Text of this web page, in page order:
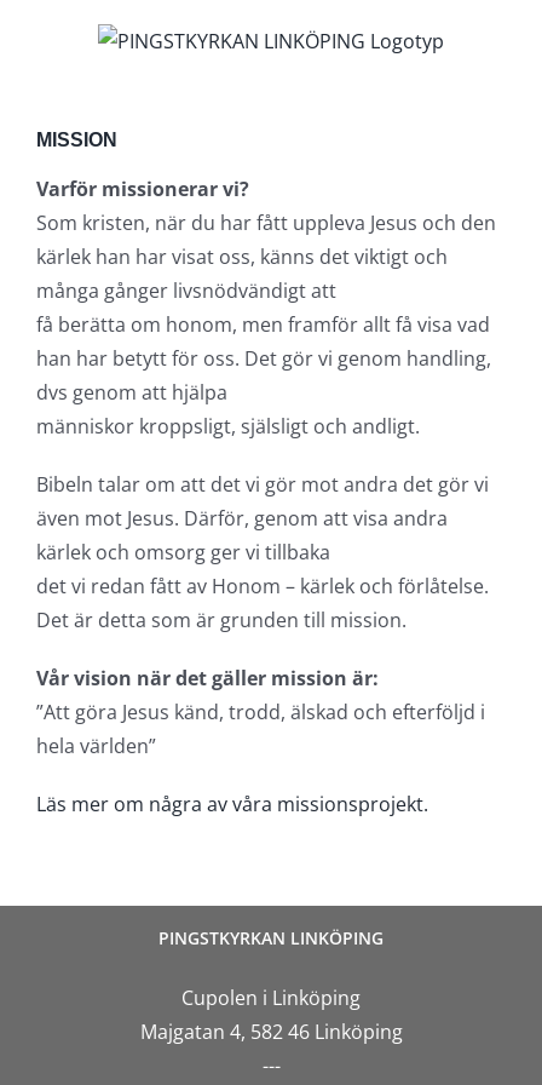
MISSION
Varför missionerar vi?
Som kristen, när du har fått uppleva Jesus och den
kärlek han har visat oss, känns det viktigt och
många gånger livsnödvändigt att
få berätta om honom, men framför allt få visa vad
han har betytt för oss. Det gör vi genom handling,
dvs genom att hjälpa
människor kroppsligt, själsligt och andligt.
Bibeln talar om att det vi gör mot andra det gör vi
även mot Jesus. Därför, genom att visa andra
kärlek och omsorg ger vi tillbaka
det vi redan fått av Honom – kärlek och förlåtelse.
Det är detta som är grunden till mission.
Vår vision när det gäller mission är:
”Att göra Jesus känd, trodd, älskad och efterföljd i
hela världen”
Läs mer om några av våra missionsprojekt.
PINGSTKYRKAN LINKÖPING
Cupolen i Linköping
Majgatan 4, 582 46 Linköping
---